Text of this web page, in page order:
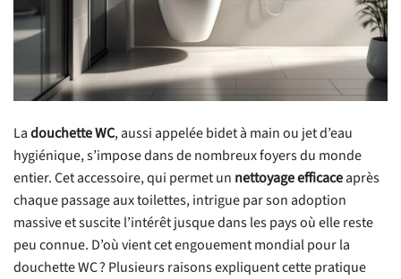
Ladouchette WC, aussi appelée bidet à main ou jet d’eau
hygiénique, s’impose dans de nombreux foyers du monde
entier. Cet accessoire, qui permet un nettoyage efficaceaprès
chaque passage aux toilettes, intrigue par son adoption
massive et suscite l’intérêt jusque dans les pays où elle reste
peu connue. D’où vient cet engouement mondial pour la
douchette WC ? Plusieurs raisons expliquent cette pratique